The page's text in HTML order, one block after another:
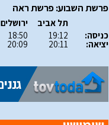
פרשת השבוע: פרשת ראה
כניסה:
יציאה:
תל אביב
19:12
20:11
ירושלים
18:50
20:09